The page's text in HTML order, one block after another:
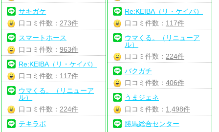
サキガケ
口コミ件数： 273件
スマートホース
口コミ件数：963件
Re:KEIBA（リ・ケイバ）
口コミ件数： 117件
ウマくる。（リニューア
ル）
口コミ件数： 224件
テキラボ
Re:KEIBA（リ・ケイバ）
口コミ件数： 117件
ウマくる。（リニューア
ル）
口コミ件数： 224件
バクガチ
口コミ件数： 406件
うまジェネ
口コミ件数： 1,498件
勝馬総合センター